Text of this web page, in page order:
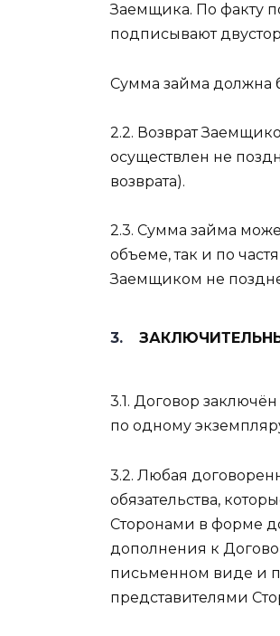
Заемщика. По факту
подписывают
Сумма займа должна
2.2. Возврат
осуществлен не
возврата).
2.3. Сумма займа
объеме, так и по
Заемщиком не
3.1. Договор
по одному
3.2. Любая
обязательства,
Сторонами в форме
дополнения к
письменном виде и
представителями